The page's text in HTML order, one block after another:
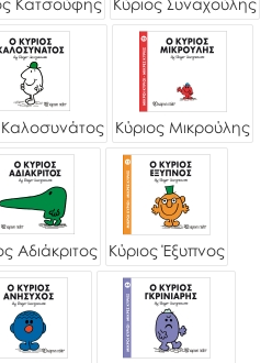
Κατσούφης Κύριος Συναχούλης
Καλοσυνάτος Κύριος Μικρούλης
Αδιάκριτος Κύριος Έξυπνος